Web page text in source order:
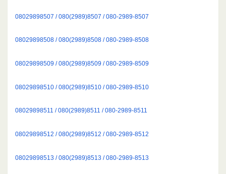
08029898507 / 080(2989)8507 / 080-2989-8507
08029898508 / 080(2989)8508 / 080-2989-8508
08029898509 / 080(2989)8509 / 080-2989-8509
08029898510 / 080(2989)8510 / 080-2989-8510
08029898511 / 080(2989)8511 / 080-2989-8511
08029898512 / 080(2989)8512 / 080-2989-8512
08029898513 / 080(2989)8513 / 080-2989-8513